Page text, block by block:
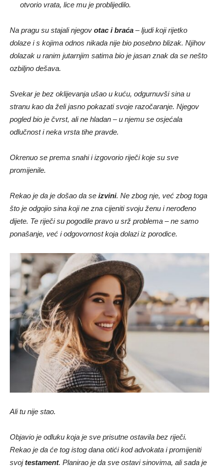
otvorio vrata, lice mu je problijedilo.
Na pragu su stajali njegov otac i braća – ljudi koji rijetko
dolaze i s kojima odnos nikada nije bio posebno blizak. Njihov
dolazak u ranim jutarnjim satima bio je jasan znak da se nešto
ozbiljno dešava.
Svekar je bez oklijevanja ušao u kuću, odgurnuvši sina u
stranu kao da želi jasno pokazati svoje razočaranje. Njegov
pogled bio je čvrst, ali ne hladan – u njemu se osjećala
odlučnost i neka vrsta tihe pravde.
Okrenuo se prema snahi i izgovorio riječi koje su sve
promijenile.
Rekao je da je došao da se izvini. Ne zbog nje, već zbog toga
što je odgojio sina koji ne zna cijeniti svoju ženu i nerođeno
dijete. Te riječi su pogodile pravo u srž problema – ne samo
ponašanje, već i odgovornost koja dolazi iz porodice.
Ali tu nije stao.
Objavio je odluku koja je sve prisutne ostavila bez riječi.
Rekao je da će tog istog dana otići kod advokata i promijeniti
svojtestament. Planirao je da sve ostavi sinovima, ali sada je